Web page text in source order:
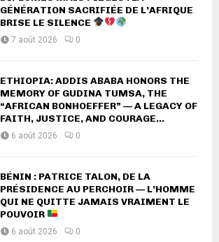
GÉNÉRATION SACRIFIÉE DE L’AFRIQUE
BRISE LE SILENCE
7 août 2026 0
ETHIOPIA: ADDIS ABABA HONORS THE
MEMORY OF GUDINA TUMSA, THE
“AFRICAN BONHOEFFER” — A LEGACY OF
FAITH, JUSTICE, AND COURAGE...
6 août 2026 0
BÉNIN : PATRICE TALON, DE LA
PRÉSIDENCE AU PERCHOIR — L’HOMME
QUI NE QUITTE JAMAIS VRAIMENT LE
POUVOIR
6 août 2026 0